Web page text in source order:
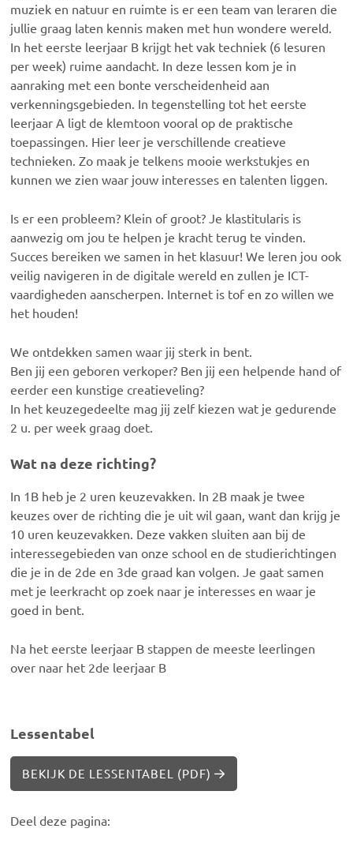
muziek en natuur en ruimte is er een team van leraren die
jullie graag laten kennis maken met hun wondere wereld.
In het eerste leerjaar B krijgt het vak techniek (6 lesuren
per week) ruime aandacht. In deze lessen kom je in
aanraking met een bonte verscheidenheid aan
verkenningsgebieden. In tegenstelling tot het eerste
leerjaar A ligt de klemtoon vooral op de praktische
toepassingen. Hier leer je verschillende creatieve
technieken. Zo maak je telkens mooie werkstukjes en
kunnen we zien waar jouw interesses en talenten liggen.
Is er een probleem? Klein of groot? Je klastitularis is
aanwezig om jou te helpen je kracht terug te vinden.
Succes bereiken we samen in het klasuur! We leren jou ook
veilig navigeren in de digitale wereld en zullen je ICT-
vaardigheden aanscherpen. Internet is tof en zo willen we
het houden!
We ontdekken samen waar jij sterk in bent.
Ben jij een geboren verkoper? Ben jij een helpende hand of
eerder een kunstige creatieveling?
In het keuzegedeelte mag jij zelf kiezen wat je gedurende
2 u. per week graag doet.
Wat na deze richting?
In 1B heb je 2 uren keuzevakken. In 2B maak je twee
keuzes over de richting die je uit wil gaan, want dan krijg je
10 uren keuzevakken. Deze vakken sluiten aan bij de
interessegebieden van onze school en de studierichtingen
die je in de 2de en 3de graad kan volgen. Je gaat samen
met je leerkracht op zoek naar je interesses en waar je
goed in bent.
Na het eerste leerjaar B stappen de meeste leerlingen
over naar het 2de leerjaar B
Lessentabel
BEKIJK DE LESSENTABEL (PDF)
Deel deze pagina: